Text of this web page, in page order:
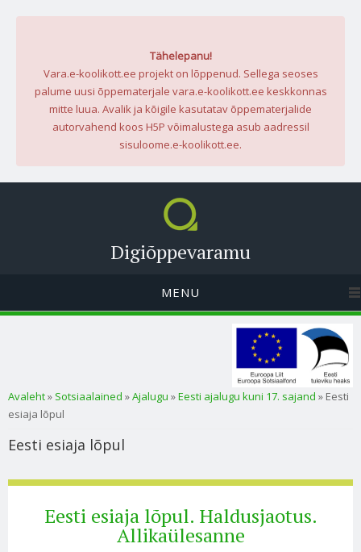
Tähelepanu!
Vara.e-koolikott.ee projekt on lõppenud. Sellega seoses
palume uusi õppematerjale vara.e-koolikott.ee keskkonnas
mitte luua. Avalik ja kõigile kasutatav õppematerjalide
autorvahend koos H5P võimalustega asub aadressil
sisuloome.e-koolikott.ee.
Digiõppevaramu
MENU
Sa oled siin
Avaleht» Sotsiaalained »Ajalugu »Eesti ajalugu kuni 17. sajand » Eesti
esiaja lõpul
Eesti esiaja lõpul
Eesti esiaja lõpul. Haldusjaotus.
Allikaülesanne